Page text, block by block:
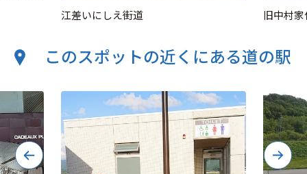
江差いにしえ街道 旧中村
このスポットの近くにある道の駅